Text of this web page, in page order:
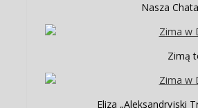
Nasza
Zimą
Eliza „Aleksandryjski